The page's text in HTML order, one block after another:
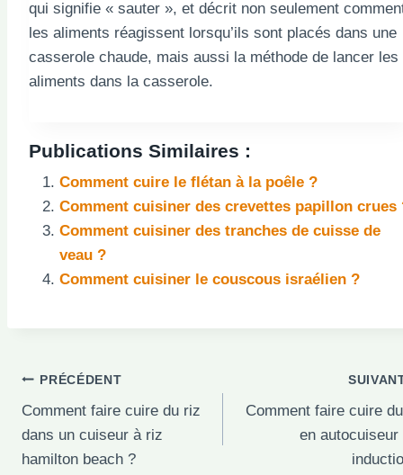
qui signifie « sauter », et décrit non seulement
les aliments réagissent lorsqu’ils sont placés dans une
casserole chaude, mais aussi la méthode de lancer les
aliments dans la casserole.
Publications Similaires :
Comment cuire le flétan à la poêle ?
Comment cuisiner des crevettes papillon crues
Comment cuisiner des tranches de cuisse de
veau ?
Comment cuisiner le couscous israélien ?
Navigation
de
l’article
PRÉCÉDENT
Comment faire cuire du riz
dans un cuiseur à riz
hamilton beach ?
Comment faire cuire
en autocuiseur